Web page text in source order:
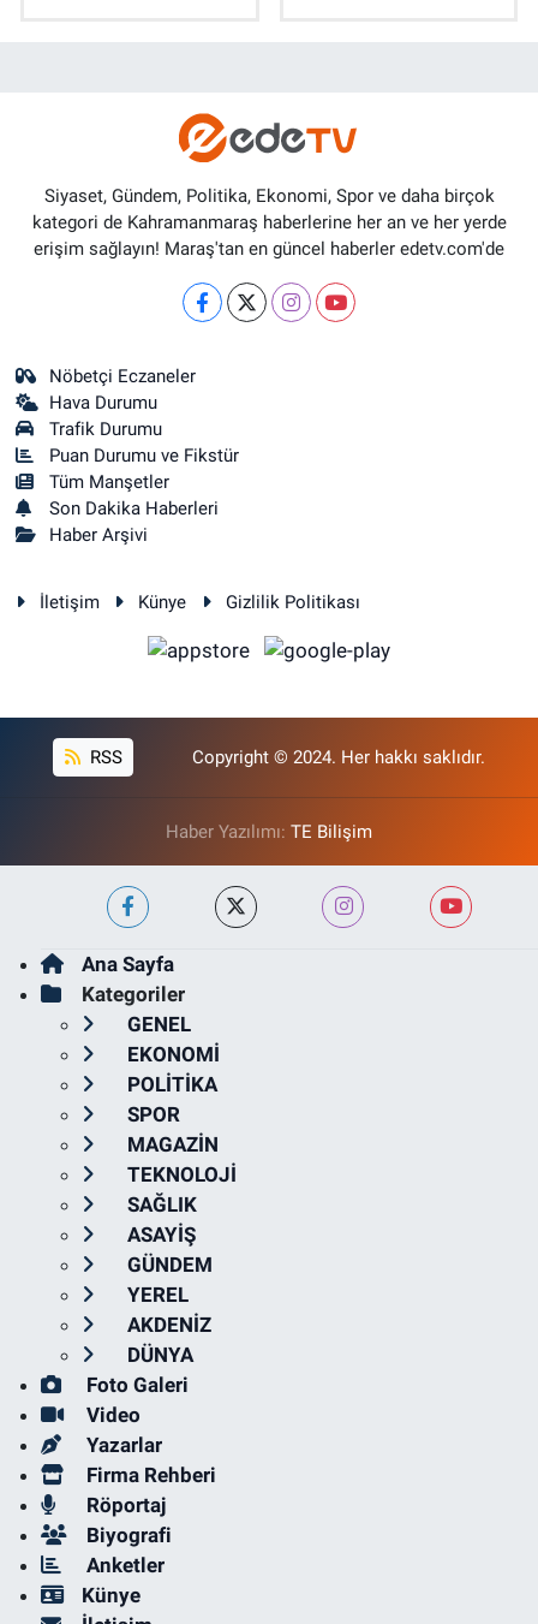
Siyaset, Gündem, Politika, Ekonomi, Spor ve daha birçok
kategori de Kahramanmaraş haberlerine her an ve her yerde
erişim sağlayın! Maraş'tan en güncel haberler edetv.com'de
Nöbetçi Eczaneler
Hava Durumu
Trafik Durumu
Puan Durumu ve Fikstür
Tüm Manşetler
Son Dakika Haberleri
Haber Arşivi
İletişim Künye Gizlilik Politikası
RSS Copyright © 2024. Her hakkı saklıdır.
Haber Yazılımı: TE Bilişim
Ana Sayfa
Kategoriler
GENEL
EKONOMİ
POLİTİKA
SPOR
MAGAZİN
TEKNOLOJİ
SAĞLIK
ASAYİŞ
GÜNDEM
YEREL
AKDENİZ
DÜNYA
Foto Galeri
Video
Yazarlar
Firma Rehberi
Röportaj
Biyografi
Anketler
Künye